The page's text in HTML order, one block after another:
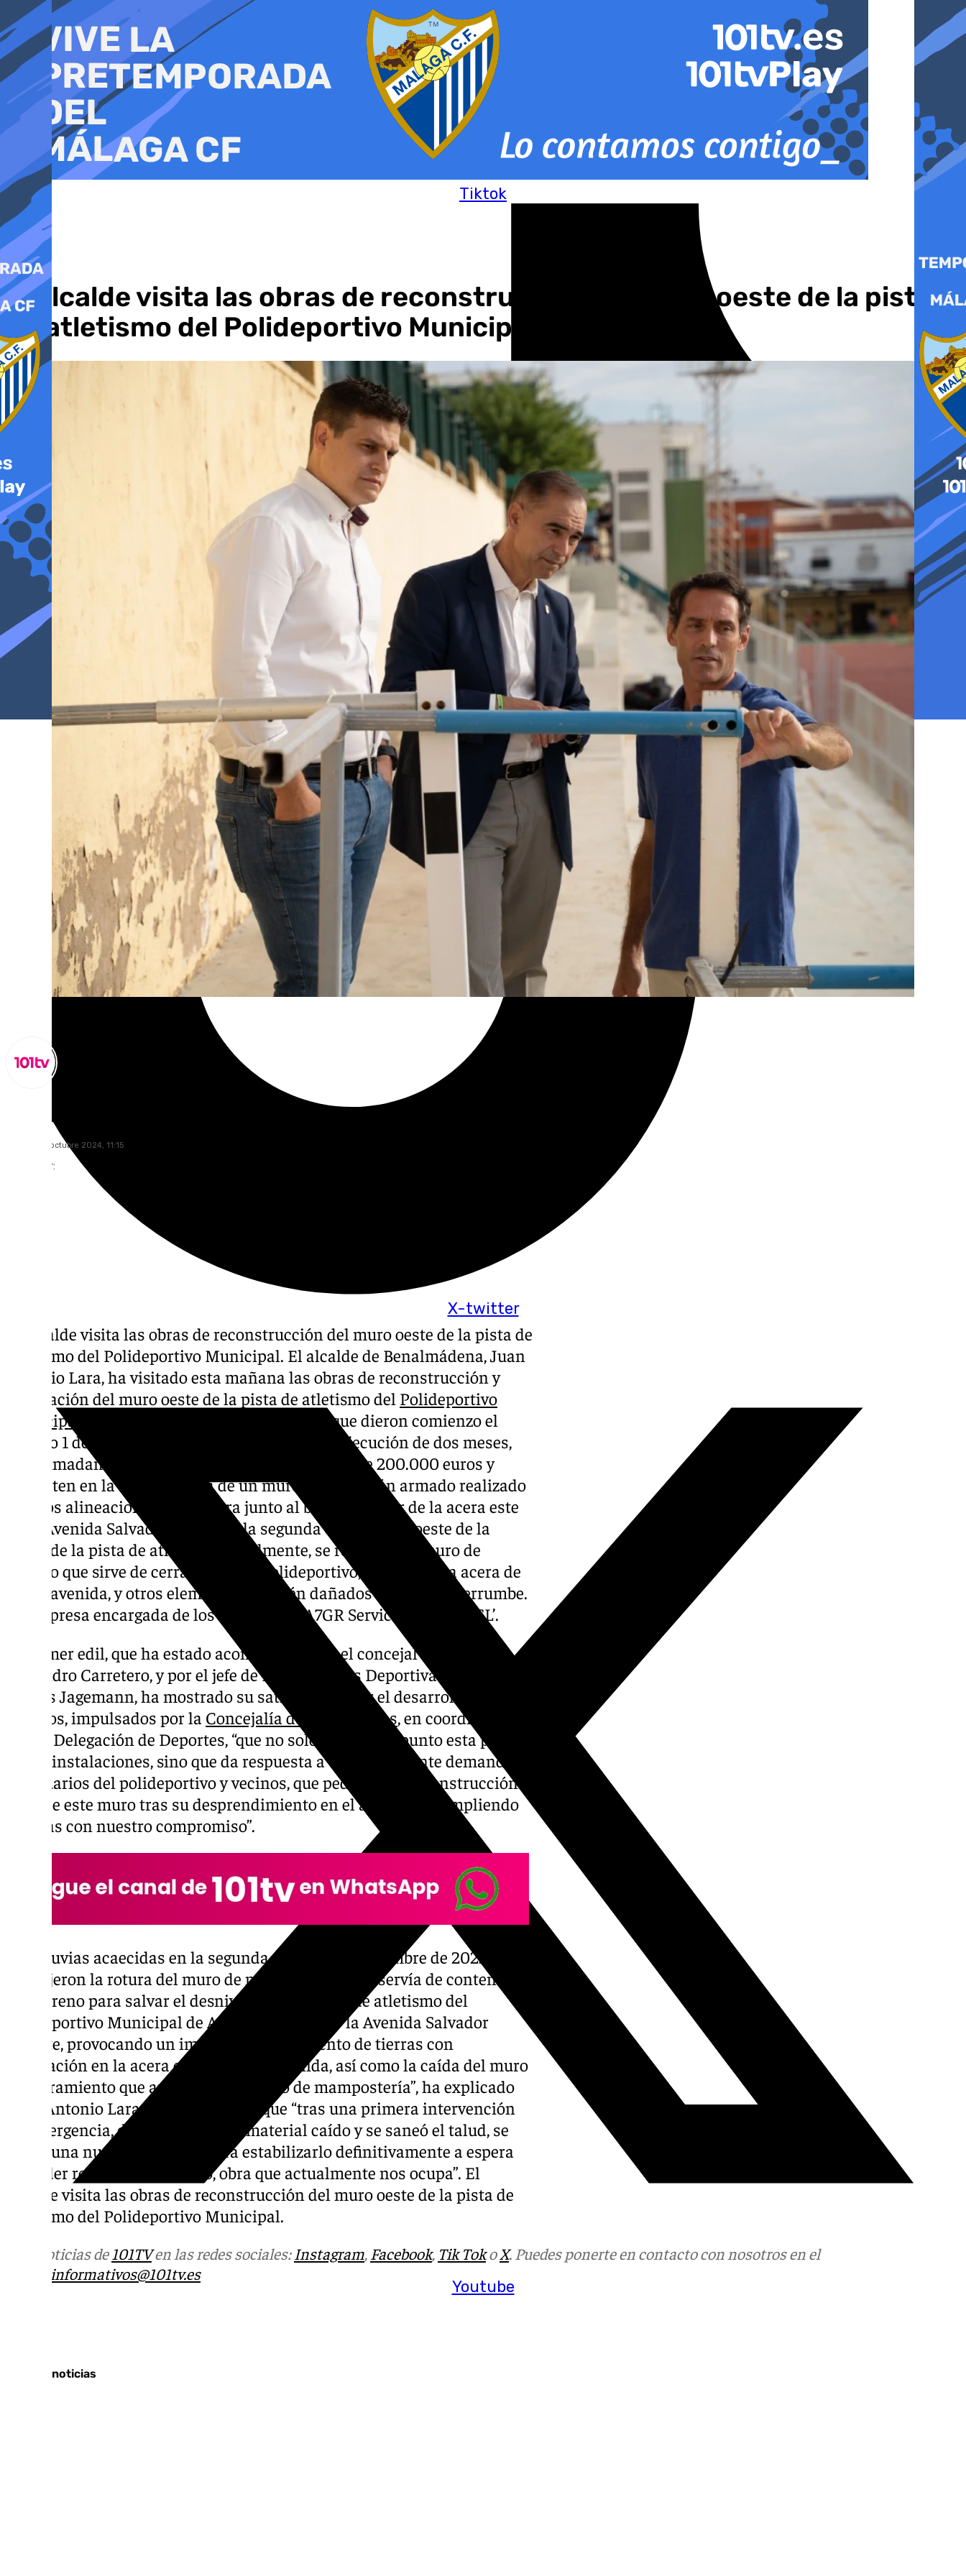
al
contenido
Tiktok
X-twitter
Youtube
El alcalde visita las obras de reconstrucción del muro oeste de la pista
de atletismo del Polideportivo Municipal
Miguel Alfonso
viernes, 25 octubre 2024, 11:15
Compartir:
El alcalde visita las obras de reconstrucción del muro oeste de la pista de
atletismo del Polideportivo Municipal. El alcalde de Benalmádena, Juan
Antonio Lara, ha visitado esta mañana las obras de reconstrucción y
adecuación del muro oeste de la pista de atletismo del Polideportivo
Municipal de Arroyo de la Miel
. Los trabajos, que dieron comienzo el
pasado 1 de octubre y que tendrán un plazo de ejecución de dos meses,
aproximadamente, cuentan con un presupuesto de 200.000 euros y
consisten en la construcción de un muro de hormigón armado realizado
con dos alineaciones: la primera junto al borde exterior de la acera este
de la Avenida Salvador Vicente y la segunda en el lateral oeste de la
grada de la pista de atletismo. Igualmente, se repondrá el muro de
ladrillo que sirve de cerramiento al polideportivo, alineado a la acera de
dicha avenida, y otros elementos también dañados durante el derrumbe.
La empresa encargada de los trabajos es ‘A7GR Servicios y Obras SL’.
El primer edil, que ha estado acompañado por el concejal de Deportes,
Alejandro Carretero, y por el jefe de Instalaciones Deportivas del área,
Matías Jagemann, ha mostrado su satisfacción por el desarrollo de los
trabajos, impulsados por la Concejalía de Vías y Obras, en coordinación
con la Delegación de Deportes, “que no solo pondrán a punto esta parte
de las instalaciones, sino que da respuesta a una importante demanda
de usuarios del polideportivo y vecinos, que pedían una reconstrucción
total de este muro tras su desprendimiento en el año 2022, cumpliendo
además con nuestro compromiso”.
“Las lluvias acaecidas en la segunda semana de diciembre de 2022
produjeron la rotura del muro de mampostería, que servía de contención
del terreno para salvar el desnivel entre la pista de atletismo del
Polideportivo Municipal de Arroyo de la Miel y la Avenida Salvador
Vicente, provocando un importante corrimiento de tierras con
coronación en la acera este de dicha avenida, así como la caída del muro
de cerramiento que apoyaba en el muro de mampostería”, ha explicado
Juan Antonio Lara, que ha añadido que “tras una primera intervención
de emergencia, donde se retiró el material caído y se saneó el talud, se
inició una nueva actuación para estabilizarlo definitivamente a espera
de poder reconstruir el muro, obra que actualmente nos ocupa”. El
alcalde visita las obras de reconstrucción del muro oeste de la pista de
atletismo del Polideportivo Municipal.
Más noticias de 101TVen las redes sociales: Instagram, Facebook, Tik TokoX. Puedes ponerte en contacto con nosotros en el
informativos@101tv.es
Últimas noticias